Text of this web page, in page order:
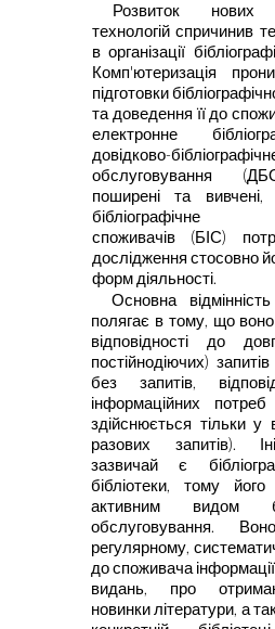
Розвиток нових
технологій спричинив
в організації
Комп'ютеризація
підготовки
та доведення її до
електронне
довідково-
обслуговування
поширені та
бібліографічне
споживачів (БІС)
дослідження стосовно
форм діяльності.
Основна
полягає в тому, що
відповідності до
постійнодіючих)
без запитів,
інформаційних
здійснюється тільки у
разових запитів).
зазвичай є
бібліотеки, тому
активним видом
обслуговування.
регулярному,
до споживача
видань, про
новинки літератури, а